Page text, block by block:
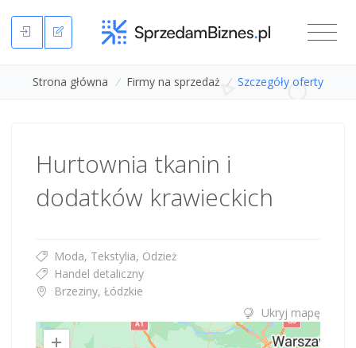
Strona główna / Firmy na sprzedaż / Szczegóły oferty
Hurtownia tkanin i
dodatków krawieckich
Moda, Tekstylia, Odzież
Handel detaliczny
Brzeziny, Łódzkie
Ukryj mapę